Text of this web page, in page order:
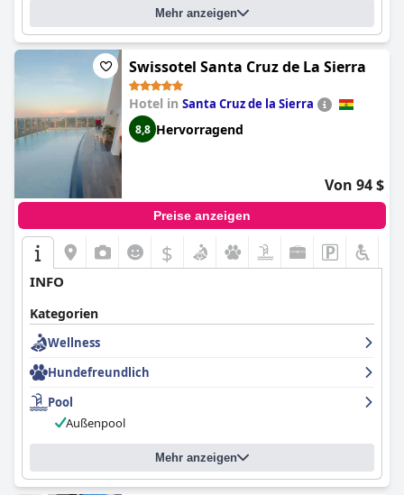
Mehr anzeigen
Swissotel Santa Cruz de La Sierra
Hotel in Santa Cruz de la Sierra
8,8 Hervorragend
Von 94 $
Preise anzeigen
$
INFO
Kategorien
Wellness
Hundefreundlich
Pool
Außenpool
Mehr anzeigen